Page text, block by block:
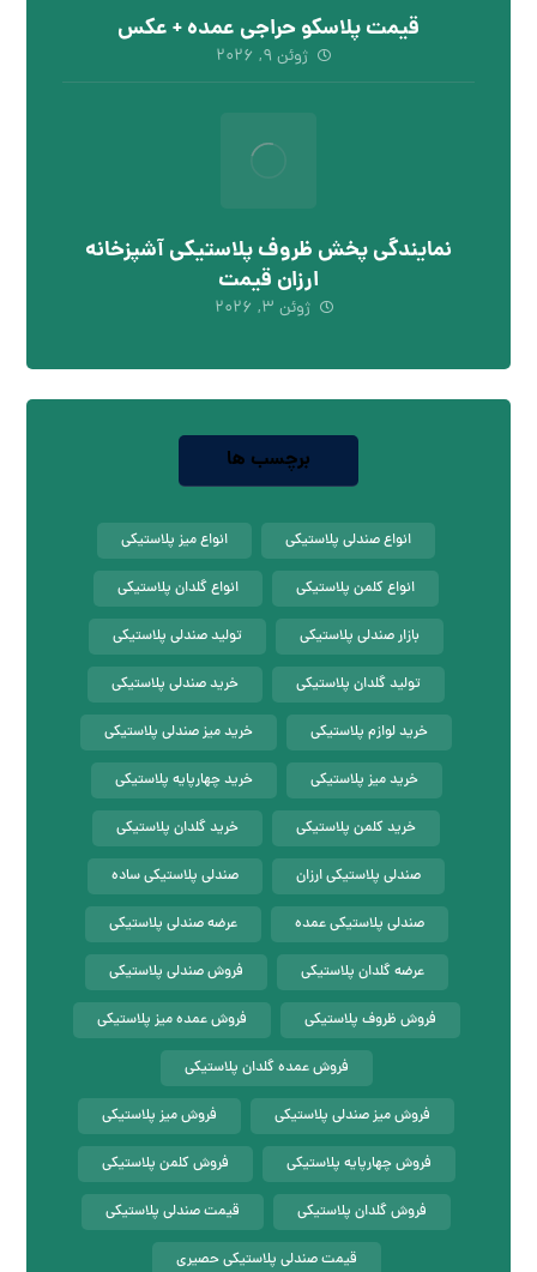
قیمت پلاسکو حراجی عمده + عکس
ژوئن ۹, ۲۰۲۶
نمایندگی پخش ظروف پلاستیکی آشپزخانه
ارزان قیمت
ژوئن ۳, ۲۰۲۶
برچسب ها
انواع صندلی پلاستیکی انواع میز پلاستیکی
انواع کلمن پلاستیکی انواع گلدان پلاستیکی
بازار صندلی پلاستیکی تولید صندلی پلاستیکی
تولید گلدان پلاستیکی خرید صندلی پلاستیکی
خرید لوازم پلاستیکی خرید میز صندلی پلاستیکی
خرید میز پلاستیکی خرید چهارپایه پلاستیکی
خرید کلمن پلاستیکی خرید گلدان پلاستیکی
صندلی پلاستیکی ارزان صندلی پلاستیکی ساده
صندلی پلاستیکی عمده عرضه صندلی پلاستیکی
عرضه گلدان پلاستیکی فروش صندلی پلاستیکی
فروش ظروف پلاستیکی فروش عمده میز پلاستیکی
فروش عمده گلدان پلاستیکی
فروش میز صندلی پلاستیکی فروش میز پلاستیکی
فروش چهارپایه پلاستیکی فروش کلمن پلاستیکی
فروش گلدان پلاستیکی قیمت صندلی پلاستیکی
قیمت صندلی پلاستیکی حصیری